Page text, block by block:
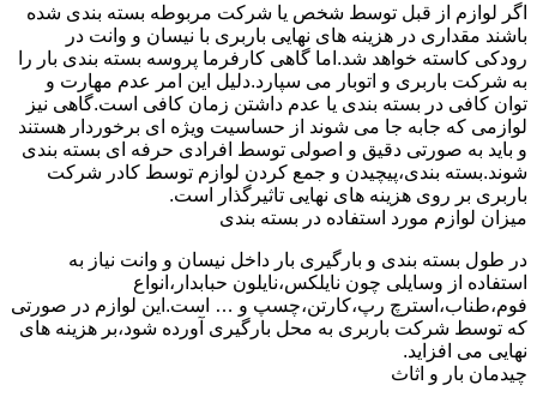
اگر لوازم از قبل توسط شخص یا شرکت مربوطه بسته بندی شده
باشند مقداری در هزینه های نهایی باربری با نیسان و وانت در
رودکی کاسته خواهد شد.اما گاهی کارفرما پروسه بسته بندی بار را
به شرکت باربری و اتوبار می سپارد.دلیل این امر عدم مهارت و
توان کافی در بسته بندی یا عدم داشتن زمان کافی است.گاهی نیز
لوازمی که جابه جا می شوند از حساسیت ویژه ای برخوردار هستند
و باید به صورتی دقیق و اصولی توسط افرادی حرفه ای بسته بندی
شوند.بسته بندی،پیچیدن و جمع کردن لوازم توسط کادر شرکت
باربری بر روی هزینه های نهایی تاثیرگذار است.
میزان لوازم مورد استفاده در بسته بندی
در طول بسته بندی و بارگیری بار داخل نیسان و وانت نیاز به
استفاده از وسایلی چون نایلکس،نایلون حبابدار،انواع
فوم،طناب،استرچ رپ،کارتن،چسپ و … است.این لوازم در صورتی
که توسط شرکت باربری به محل بارگیری آورده شود،بر هزینه های
نهایی می افزاید.
چیدمان بار و اثاث